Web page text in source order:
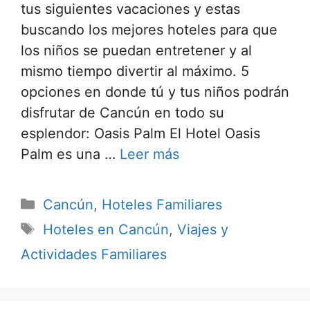
tus siguientes vacaciones y estas
buscando los mejores hoteles para que
los niños se puedan entretener y al
mismo tiempo divertir al máximo. 5
opciones en donde tú y tus niños podrán
disfrutar de Cancún en todo su
esplendor: Oasis Palm El Hotel Oasis
Palm es una … Leer más
Categorías
Cancún, Hoteles Familiares
Etiquetas
Hoteles en Cancún, Viajes y
Actividades Familiares